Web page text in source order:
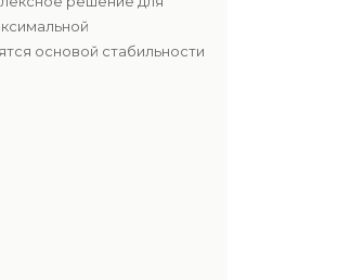
основой стабильности